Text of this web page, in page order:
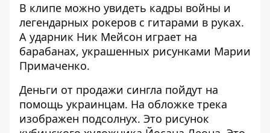
В клипе можно увидеть кадры войны и
легендарных рокеров с гитарами в руках.
А ударник Ник Мейсон играет на
барабанах, украшенных рисунками Марии
Примаченко.
Деньги от продажи сингла пойдут на
помощь украинцам. На обложке трека
изображен подсолнух. Это рисунок